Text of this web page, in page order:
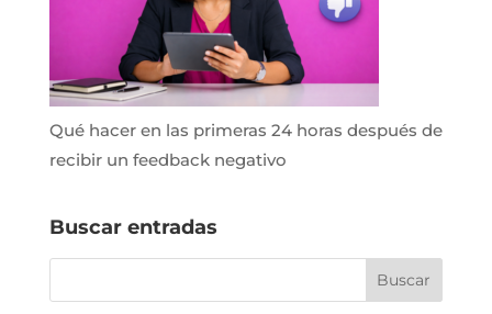
Qué hacer en las primeras 24 horas después de
recibir un feedback negativo
Buscar entradas